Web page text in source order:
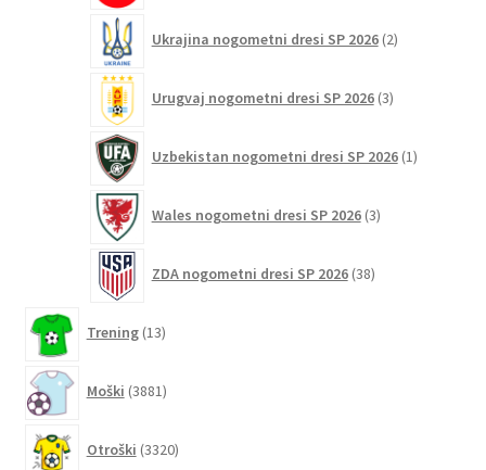
Ukrajina nogometni dresi SP 2026 2izdelka
Urugvaj nogometni dresi SP 2026 3izdelki
Uzbekistan nogometni dresi SP 2026 1izdelek
Wales nogometni dresi SP 2026 3izdelki
ZDA nogometni dresi SP 2026 38izdelkov
Trening 13izdelkov
Moški 3881izdelkov
Otroški 3320izdelkov